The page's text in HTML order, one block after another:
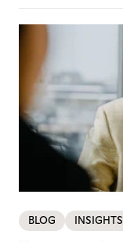
BLOG INSIGHTS